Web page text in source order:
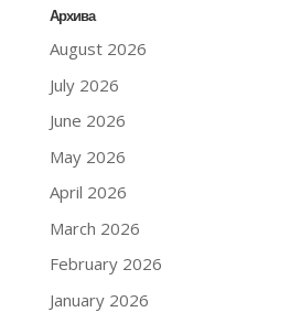
Архива
August 2026
July 2026
June 2026
May 2026
April 2026
March 2026
February 2026
January 2026